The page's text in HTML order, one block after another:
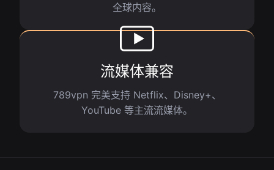
全球内容。
流媒体兼容
789vpn 完美支持 Netflix、Disney+、
YouTube 等主流流媒体。